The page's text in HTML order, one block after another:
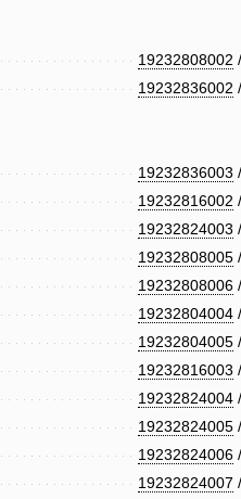
19232808002
19232836002
19232836003
19232816002
19232824003
19232808005
19232808006
19232804004
19232804005
19232816003
19232824004
19232824005
19232824006
19232824007